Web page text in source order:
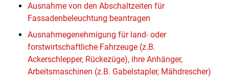
Ausnahme von den Abschaltzeiten für
Fassadenbeleuchtung beantragen
Ausnahmegenehmigung für land- oder
forstwirtschaftliche Fahrzeuge (z.B.
Ackerschlepper, Rückezüge), ihre Anhänger,
Arbeitsmaschinen (z.B. Gabelstapler, Mähdrescher)